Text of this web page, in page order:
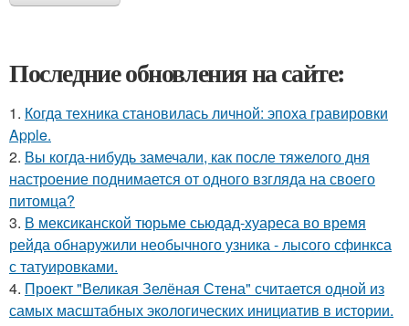
Последние обновления на сайте:
1. Когда техника становилась личной: эпоха гравировки
Apple.
2. Вы когда-нибудь замечали, как после тяжелого дня
настроение поднимается от одного взгляда на своего
питомца?
3. В мексиканской тюрьме сьюдад-хуареса во время
рейда обнаружили необычного узника - лысого сфинкса
с татуировками.
4. Проект "Великая Зелёная Стена" считается одной из
самых масштабных экологических инициатив в истории.